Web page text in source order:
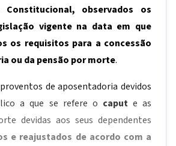
Constitucional, observados os
vigente na data em que
os requisitos para a concessão
ou da pensão por morte.
de aposentadoria devidos
a que se refere o caput e as
devidas aos seus dependentes
e reajustados de acordo com a